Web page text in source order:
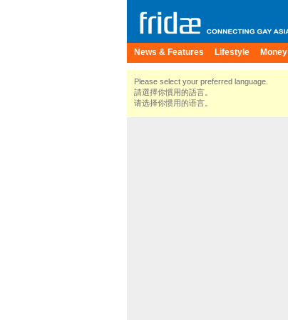
News & Features Lifestyle Money
Please select your preferred language.
請選擇你慣用的語言。
请选择你惯用的语言。